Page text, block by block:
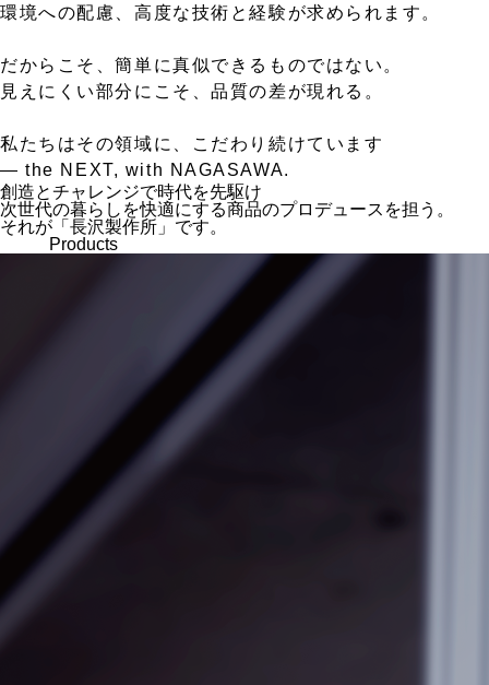
環境への配慮、高度な技術と経験が求められます。
だからこそ、簡単に真似できるものではない。
見えにくい部分にこそ、品質の差が現れる。
私たちはその領域に、こだわり続けています
— the NEXT, with NAGASAWA.
創造とチャレンジで時代を先駆け
次世代の暮らしを快適にする商品のプロデュースを担う。
それが「長沢製作所」です。
Products